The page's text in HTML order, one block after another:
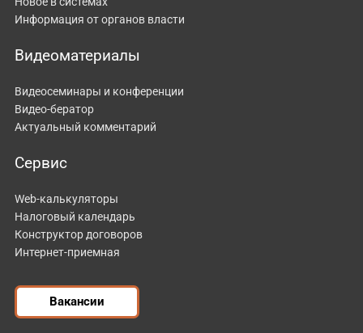
Информация от органов власти
Видеоматериалы
Видеосеминары и конференции
Видео-бератор
Актуальный комментарий
Сервис
Web-калькуляторы
Налоговый календарь
Конструктор договоров
Интернет-приемная
Вакансии